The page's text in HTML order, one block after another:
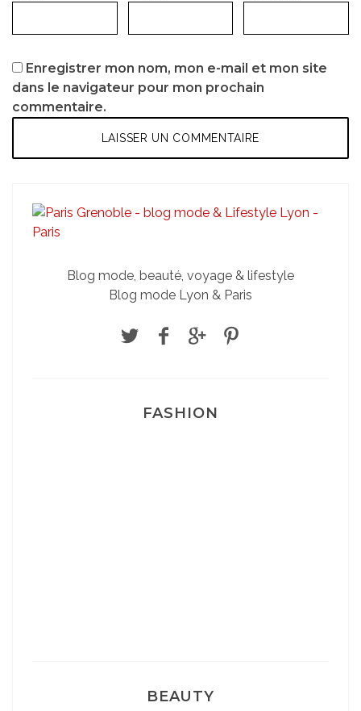
Enregistrer mon nom, mon e-mail et mon site
dans le navigateur pour mon prochain
commentaire.
Blog mode, beauté, voyage & lifestyle
Blog mode Lyon & Paris
FASHION
BEAUTY